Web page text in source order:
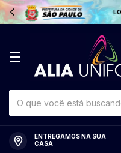
LOJA OFICIAL
ENTREGAMOS NA SUA
CASA